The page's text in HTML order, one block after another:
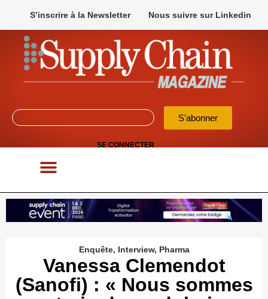
S’inscrire à la Newsletter Nous suivre sur Linkedin
S'abonner
SE CONNECTER
Enquête, Interview, Pharma
Vanessa Clemendot
(Sanofi) : « Nous sommes